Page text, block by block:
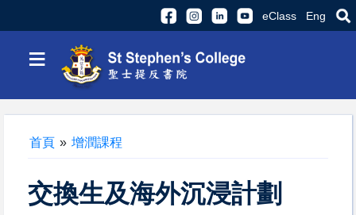
eClass Eng
≡
首頁 » 增潤課程
交換生及海外沉浸計劃